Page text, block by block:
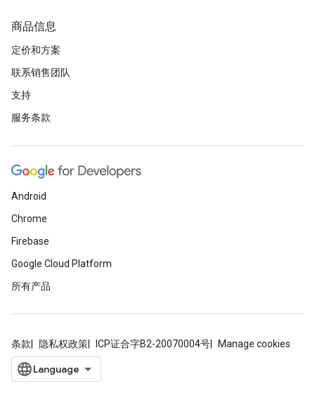
商品信息
定价和方案
联系销售团队
支持
服务条款
Android
Chrome
Firebase
Google Cloud Platform
所有产品
条款 隐私权政策 ICP证合字B2-20070004号 Manage cookies